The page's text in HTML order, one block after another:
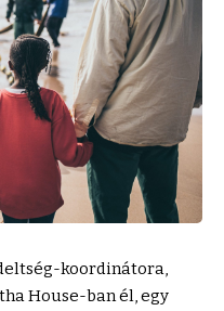
koordinátora,
House-ban él, egy